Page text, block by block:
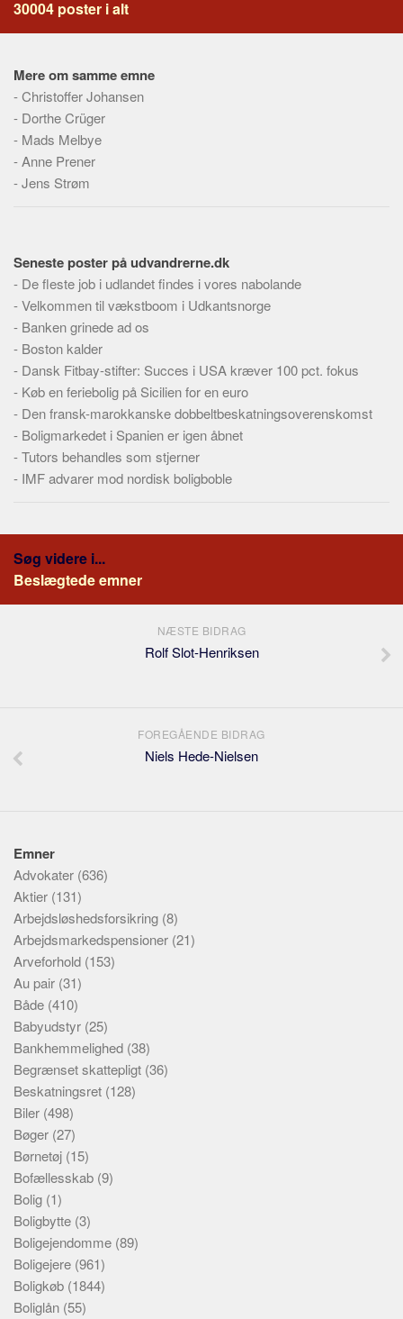
Meta
Emner
Skribenter
Personer
Webstedet
Forhistorien
Redigering
Tekstannoncer
Bannere
Hjælp
30004 poster i alt
Mere om samme emne
-Christoffer Johansen
- Dorthe Crüger
- Mads Melbye
-Anne Prener
-Jens Strøm
Seneste poster på udvandrerne.dk
- De fleste job i udlandet findes i vores nabolande
-Velkommen til vækstboom i Udkantsnorge
- Banken grinede ad os
- Boston kalder
- Dansk Fitbay-stifter: Succes i USA kræver 100 pct. fokus
- Køb en feriebolig på Sicilien for en euro
- Den fransk-marokkanske dobbeltbeskatningsoverenskomst
- Boligmarkedet i Spanien er igen åbnet
-Tutors behandles som stjerner
- IMF advarer mod nordisk boligboble
Søg videre i...
Beslægtede emner
NÆSTE BIDRAG
Rolf Slot-Henriksen
FOREGÅENDE BIDRAG
Niels Hede-Nielsen
Emner
Advokater (636)
Aktier (131)
Arbejdsløshedsforsikring (8)
Arbejdsmarkedspensioner (21)
Arveforhold (153)
Au pair (31)
Både (410)
Babyudstyr (25)
Bankhemmelighed (38)
Begrænset skattepligt (36)
Beskatningsret (128)
Biler (498)
Bøger (27)
Børnetøj (15)
Bofællesskab (9)
Bolig (1)
Boligbytte (3)
Boligejendomme (89)
Boligejere (961)
Boligkøb (1844)
Boliglån (55)